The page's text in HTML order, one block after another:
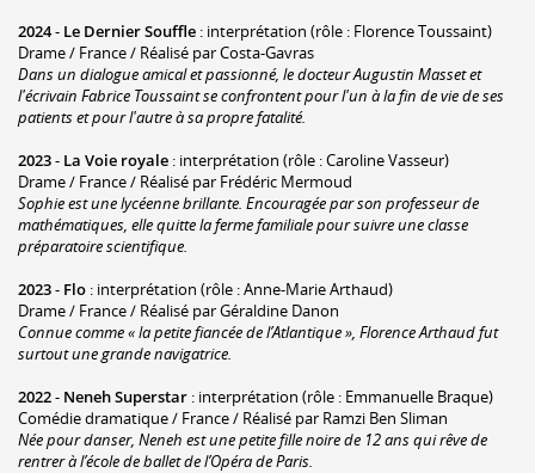
2024- Le Dernier Souffle : interprétation (rôle : Florence Toussaint)
Drame / France / Réalisé par Costa-Gavras
Dans un dialogue amical et passionné, le docteur Augustin Masset et
l'écrivain Fabrice Toussaint se confrontent pour l'un à la fin de vie de ses
patients et pour l'autre à sa propre fatalité.
2023- La Voie royale : interprétation (rôle : Caroline Vasseur)
Drame / France / Réalisé par Frédéric Mermoud
Sophie est une lycéenne brillante. Encouragée par son professeur de
mathématiques, elle quitte la ferme familiale pour suivre une classe
préparatoire scientifique.
2023- Flo : interprétation (rôle : Anne-Marie Arthaud)
Drame / France / Réalisé par Géraldine Danon
Connue comme « la petite fiancée de l’Atlantique », Florence Arthaud fut
surtout une grande navigatrice.
2022- Neneh Superstar : interprétation (rôle : Emmanuelle Braque)
Comédie dramatique / France / Réalisé par Ramzi Ben Sliman
Née pour danser, Neneh est une petite fille noire de 12 ans qui rêve de
rentrer à l’école de ballet de l’Opéra de Paris.